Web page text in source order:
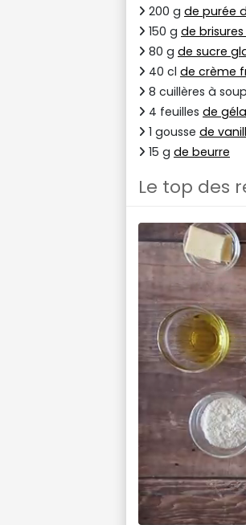
200 g de purée
150 g de
80 g de sucre
40 cl de crème
8 cuillères à
4 feuilles de
1 gousse de
15 g de beurre
Le top des